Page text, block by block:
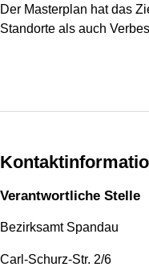
Der Masterplan hat das
Standorte als auch
Verantwortliche Stelle
Bezirksamt Spandau
Carl-Schurz-Str. 2/6